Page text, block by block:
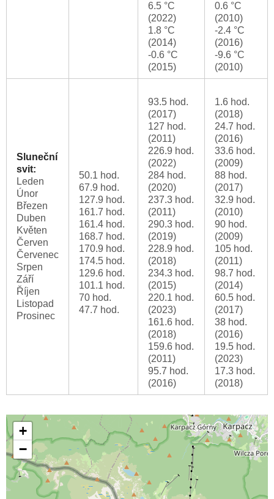
6.5 °C
(2022)
1.8 °C
(2014)
-0.6 °C
(2015)
0.6 °C
(2010)
-2.4 °C
(2016)
-9.6 °C
(2010)
Sluneční
svit:
Leden
Únor
Březen
Duben
Květen
Červen
Červenec
Srpen
Září
Říjen
Listopad
Prosinec
50.1 hod.
67.9 hod.
127.9 hod.
161.7 hod.
161.4 hod.
168.7 hod.
170.9 hod.
174.5 hod.
129.6 hod.
101.1 hod.
70 hod.
47.7 hod.
93.5 hod.
(2017)
127 hod.
(2011)
226.9 hod.
(2022)
284 hod.
(2020)
237.3 hod.
(2011)
290.3 hod.
(2019)
228.9 hod.
(2018)
234.3 hod.
(2015)
220.1 hod.
(2023)
161.6 hod.
(2018)
159.6 hod.
(2011)
95.7 hod.
(2016)
1.6 hod.
(2018)
24.7 hod.
(2016)
33.6 hod.
(2009)
88 hod.
(2017)
32.9 hod.
(2010)
90 hod.
(2009)
105 hod.
(2011)
98.7 hod.
(2014)
60.5 hod.
(2017)
38 hod.
(2016)
19.5 hod.
(2023)
17.3 hod.
(2018)
+
−